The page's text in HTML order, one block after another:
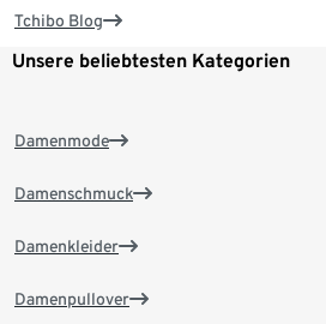
Tchibo Blog
Unsere beliebtesten Kategorien
Damenmode
Damenschmuck
Damenkleider
Damenpullover